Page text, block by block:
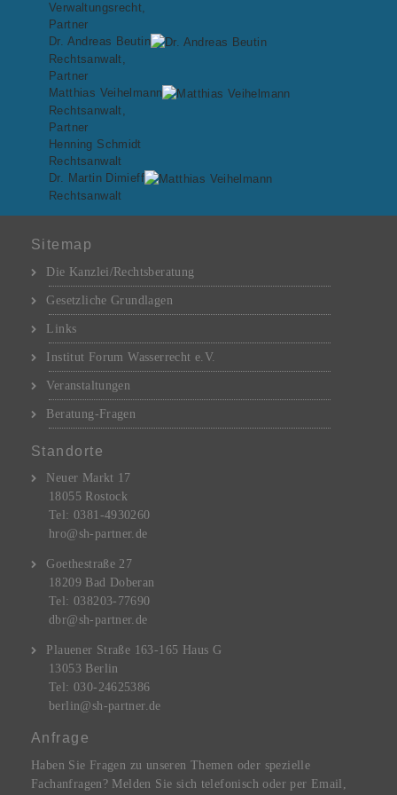
Verwaltungsrecht,
Partner
Dr. Andreas Beutin
Rechtsanwalt,
Partner
Matthias Veihelmann
Rechtsanwalt,
Partner
Henning Schmidt
Rechtsanwalt
Dr. Martin Dimieff
Rechtsanwalt
Sitemap
Die Kanzlei/Rechtsberatung
Gesetzliche Grundlagen
Links
Institut Forum Wasserrecht e.V.
Veranstaltungen
Beratung-Fragen
Standorte
Neuer Markt 17
18055 Rostock
Tel: 0381-4930260
hro@sh-partner.de
Goethestraße 27
18209 Bad Doberan
Tel: 038203-77690
dbr@sh-partner.de
Plauener Straße 163-165 Haus G
13053 Berlin
Tel: 030-24625386
berlin@sh-partner.de
Anfrage
Haben Sie Fragen zu unseren Themen oder spezielle
Fachanfragen? Melden Sie sich telefonisch oder per Email,